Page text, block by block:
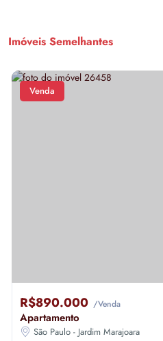
Imóveis Semelhantes
Venda
R$890.000 /Venda
Apartamento
São Paulo - Jardim Marajoara